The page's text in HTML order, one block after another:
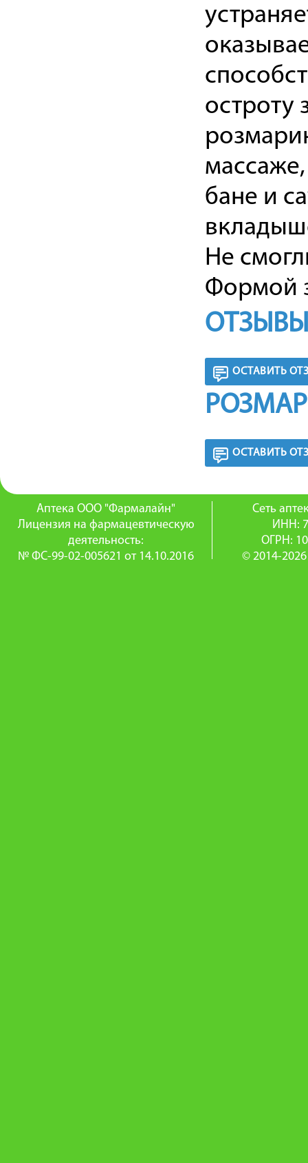
остроту
бане и
Не
Формой
ОСТАВИТЬ
ОСТАВИТЬ
Аптека ООО "Фармалайн"
Лицензия на фармацевтическую
деятельность:
№ ФС-99-02-005621 от 14.10.2016
Сеть
ИНН:
ОГРН:
© 2014-